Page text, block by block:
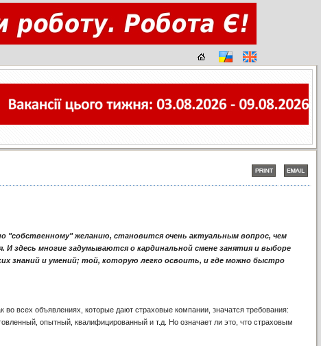
"собственному" желанию, становится очень актуальным вопрос, чем
здесь многие задумываются о кардинальной смене занятия и выборе
знаний и умений; той, которую легко освоить, и где можно быстро
всех объявлениях, которые дают страховые компании, значатся требования:
опытный, квалифицированный и т.д. Но означает ли это, что страховым